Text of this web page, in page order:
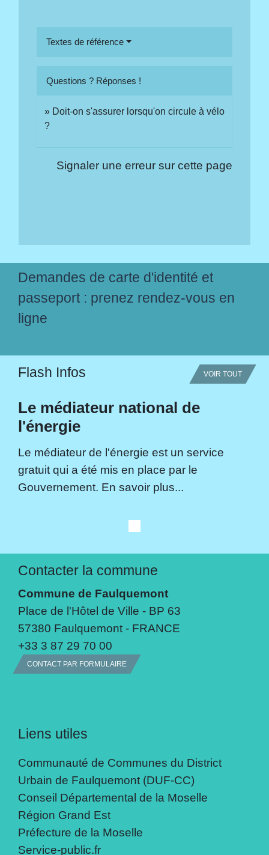
Textes de référence
Questions ? Réponses !
Doit-on s'assurer lorsqu'on circule à vélo
?
Signaler une erreur sur cette page
Demandes de carte d'identité et
passeport : prenez rendez-vous en
ligne
Flash Infos VOIR TOUT
Le médiateur national de
l'énergie
Le médiateur de l'énergie est un service
gratuit qui a été mis en place par le
Gouvernement. En savoir plus...
Contacter la commune
Commune de Faulquemont
Place de l'Hôtel de Ville - BP 63
57380 Faulquemont - FRANCE
+33 3 87 29 70 00
CONTACT PAR FORMULAIRE
Liens utiles
Communauté de Communes du District
Urbain de Faulquemont (DUF-CC)
Conseil Départemental de la Moselle
Région Grand Est
Préfecture de la Moselle
Service-public.fr